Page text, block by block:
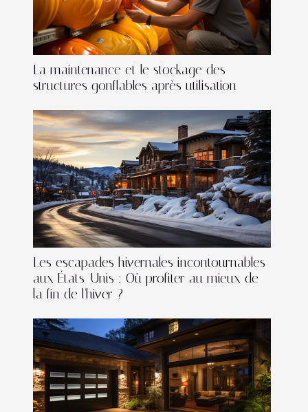
La maintenance et le stockage des
structures gonflables après utilisation
Les escapades hivernales incontournables
aux États-Unis : Où profiter au mieux de
la fin de l'hiver ?